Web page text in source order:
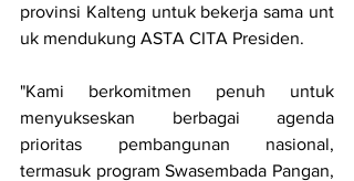
provinsi Kalteng untuk bekerja sama unt
uk mendukung ASTA CITA Presiden.
"Kami berkomitmen penuh untuk
menyukseskan berbagai agenda
prioritas pembangunan nasional,
termasuk program Swasembada Pangan,